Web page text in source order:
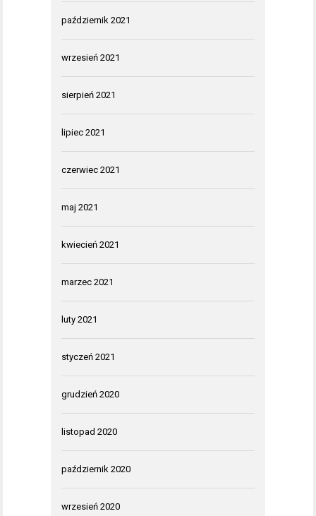
październik 2021
wrzesień 2021
sierpień 2021
lipiec 2021
czerwiec 2021
maj 2021
kwiecień 2021
marzec 2021
luty 2021
styczeń 2021
grudzień 2020
listopad 2020
październik 2020
wrzesień 2020